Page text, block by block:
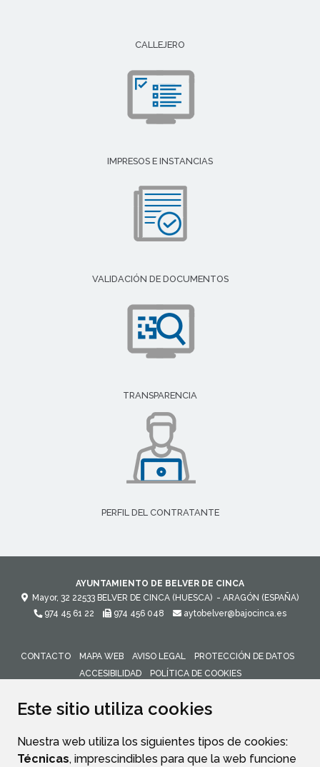
Este sitio utiliza cookies
Nuestra web utiliza los siguientes tipos de cookies:
Técnicas, imprescindibles para que la web funcione
CALLEJERO
IMPRESOS E INSTANCIAS
VALIDACIÓN DE DOCUMENTOS
TRANSPARENCIA
PERFIL DEL CONTRATANTE
AYUNTAMIENTO DE BELVER DE CINCA
Mayor, 32 22533 BELVER DE CINCA (HUESCA) - ARAGÓN (ESPAÑA)
974 45 61 22
974 456 048 aytobelver@bajocinca.es
CONTACTO MAPA WEB AVISO LEGAL
PROTECCIÓN DE DATOS
ACCESIBILIDAD
POLÍTICA DE COOKIES